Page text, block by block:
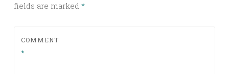
fields are marked *
COMMENT
*